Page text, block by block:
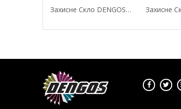
Захисне Скло DENGOS (Tempered Glass Full Glue...